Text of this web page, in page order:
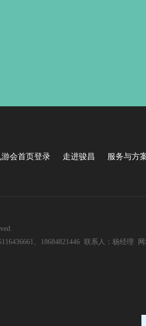
游会首页登录 走进骏昌 服务与方
、18684821446 联系人：杨经理 网